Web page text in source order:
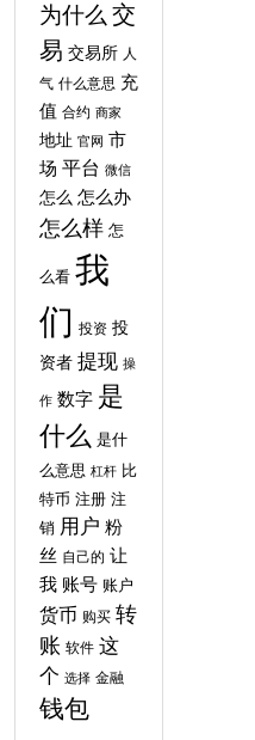
为什么 交
易 交易所 人
气 什么意思 充
值 合约 商家
地址 官网 市
场 平台 微信
怎么 怎么办
怎么样 怎
么看 我
们 投资 投
资者 提现 操
作 数字 是
什么 是什
么意思 杠杆 比
特币 注册 注
销 用户 粉
丝 自己的 让
我 账号 账户
货币 购买 转
账 软件 这
个 选择 金融
钱包